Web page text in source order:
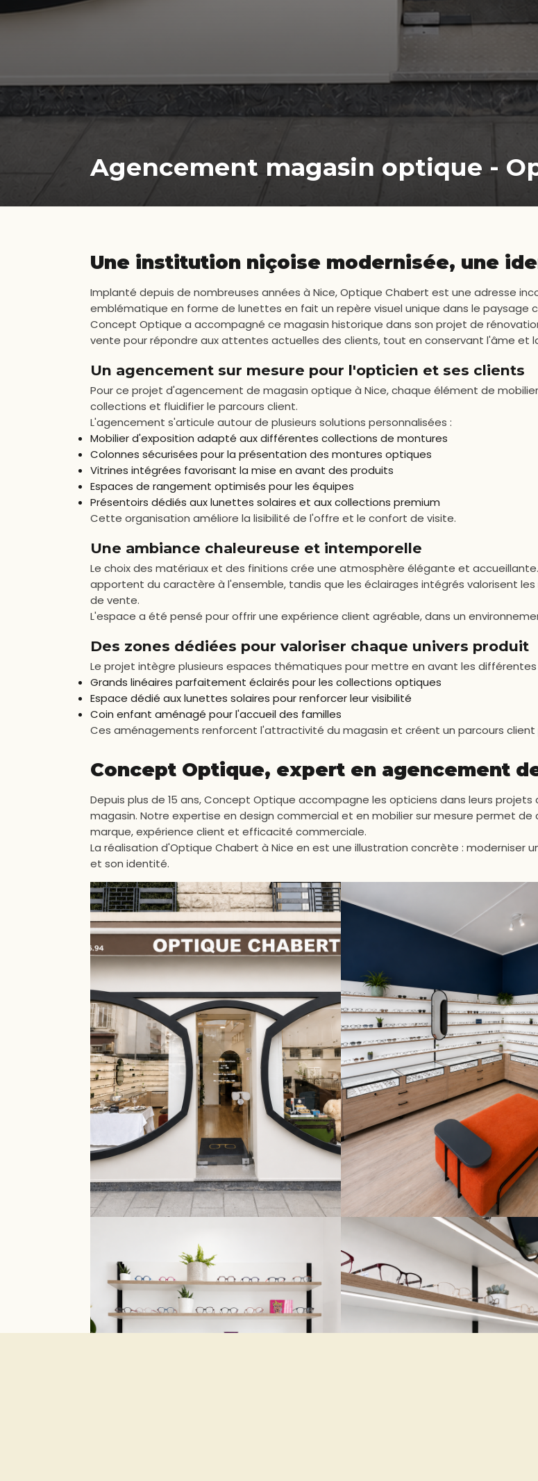
Agencement magasin optique -
Une institution niçoise modernisée, une
Implanté depuis de nombreuses années à Nice, Optique Chabert est une adresse
emblématique en forme de lunettes en fait un repère visuel unique dans le paysage
Concept Optique a accompagné ce magasin historique dans son projet de
vente pour répondre aux attentes actuelles des clients, tout en conservant l'âme et
Un agencement sur mesure pour l'opticien et ses clients
Pour ce projet d'agencement de magasin optique à Nice, chaque élément de
collections et fluidifier le parcours client.
L'agencement s'articule autour de plusieurs solutions personnalisées :
Mobilier d'exposition adapté aux différentes collections de montures
Colonnes sécurisées pour la présentation des montures optiques
Vitrines intégrées favorisant la mise en avant des produits
Espaces de rangement optimisés pour les équipes
Présentoirs dédiés aux lunettes solaires et aux collections premium
Cette organisation améliore la lisibilité de l'offre et le confort de visite.
Une ambiance chaleureuse et intemporelle
Le choix des matériaux et des finitions crée une atmosphère élégante et
apportent du caractère à l'ensemble, tandis que les éclairages intégrés valorisent
de vente.
L'espace a été pensé pour offrir une expérience client agréable, dans un
Des zones dédiées pour valoriser chaque univers produit
Le projet intègre plusieurs espaces thématiques pour mettre en avant les
Grands linéaires parfaitement éclairés pour les collections optiques
Espace dédié aux lunettes solaires pour renforcer leur visibilité
Coin enfant aménagé pour l'accueil des familles
Ces aménagements renforcent l'attractivité du magasin et créent un parcours client
Concept Optique, expert en agencement
Depuis plus de 15 ans, Concept Optique accompagne les opticiens dans leurs
magasin. Notre expertise en design commercial et en mobilier sur mesure permet
marque, expérience client et efficacité commerciale.
La réalisation d'Optique Chabert à Nice en est une illustration concrète :
et son identité.